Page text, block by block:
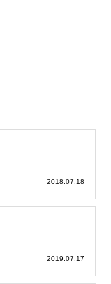
2018.07.18
2019.07.17